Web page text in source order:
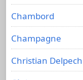
Chambord
Champagne
Christian Delpech